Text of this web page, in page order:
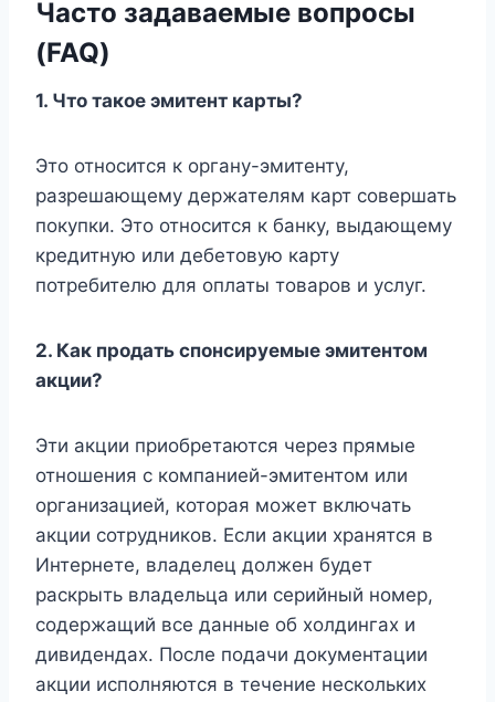
Часто задаваемые вопросы
(FAQ)
1. Что такое эмитент карты?
Это относится к органу-эмитенту,
разрешающему держателям карт совершать
покупки. Это относится к банку, выдающему
кредитную или дебетовую карту
потребителю для оплаты товаров и услуг.
2. Как продать спонсируемые эмитентом
акции?
Эти акции приобретаются через прямые
отношения с компанией-эмитентом или
организацией, которая может включать
акции сотрудников. Если акции хранятся в
Интернете, владелец должен будет
раскрыть владельца или серийный номер,
содержащий все данные об холдингах и
дивидендах. После подачи документации
акции исполняются в течение нескольких